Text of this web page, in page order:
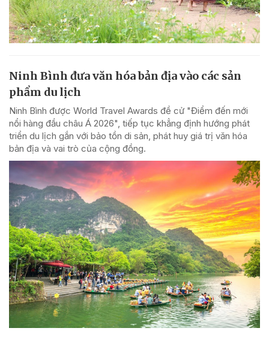
Ninh Bình đưa văn hóa bản địa vào các sản
phẩm du lịch
Ninh Bình được World Travel Awards đề cử "Điểm đến mới
nổi hàng đầu châu Á 2026", tiếp tục khẳng định hướng phát
triển du lịch gắn với bảo tồn di sản, phát huy giá trị văn hóa
bản địa và vai trò của cộng đồng.